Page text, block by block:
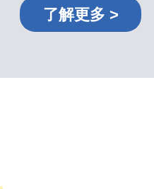
了解更多 >